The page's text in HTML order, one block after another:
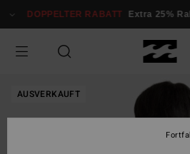
zur
springen
DOPPELTER RABATT Extra 25%
AUSVERKAUFT